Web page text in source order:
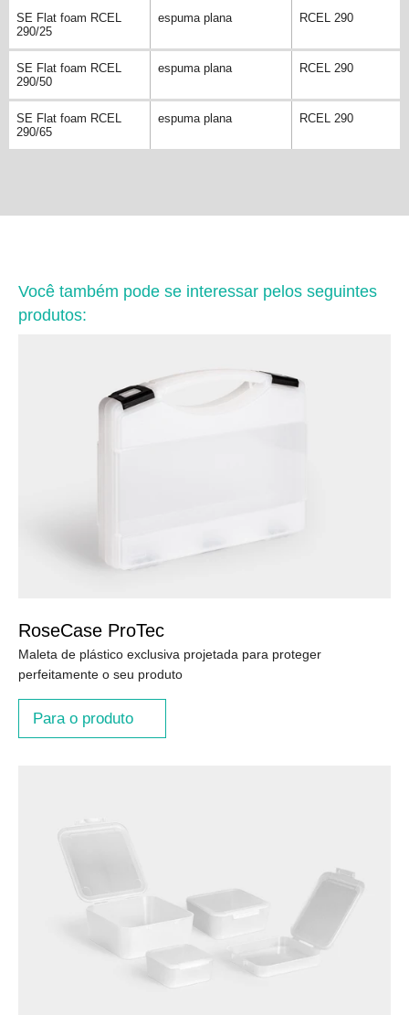
SE Flat foam RCEL
290/25
espuma plana RCEL 290
SE Flat foam RCEL
290/50
espuma plana RCEL 290
SE Flat foam RCEL
290/65
espuma plana RCEL 290
Você também pode se interessar pelos seguintes
produtos:
RoseCase ProTec
Maleta de plástico exclusiva projetada para proteger
perfeitamente o seu produto
Para o produto